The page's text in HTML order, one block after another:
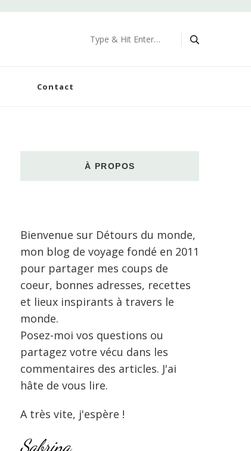
Looking
for
Contact
À PROPOS
Bienvenue sur Détours du monde,
mon blog de voyage fondé en 2011
pour partager mes coups de
coeur, bonnes adresses, recettes
et lieux inspirants à travers le
monde.
Posez-moi vos questions ou
partagez votre vécu dans les
commentaires des articles. J'ai
hâte de vous lire.
A très vite, j'espère !
Sabrina